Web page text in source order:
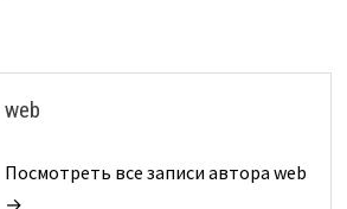
web
Посмотреть все записи автора web